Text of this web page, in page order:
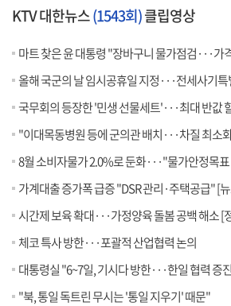
KTV 대한뉴스(1543회)클립영상
마트 찾은 윤 대통령 "장바구니 물가점검···가격 안정되도
올해 국군의 날 임시공휴일 지정···전세사기특별법 국무
국무회의 등장한 '민생 선물세트'···최대 반값
"이대목동병원 등에 군의관 배치···차질 최소
8월 소비자물가 2.0%로 둔화···"물가안정목
가계대출 증가폭 급증 "DSR 관리·주택공급" [
시간제 보육 확대···가정양육 돌봄 공백 해소 [
체코 특사 방한···포괄적 산업협력 논의
대통령실 "6~7일, 기시다 방한···한일 협력 증진 방
"북, 통일 독트린 무시는 '통일 지우기' 때문"